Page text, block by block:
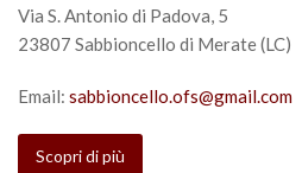
Via S. Antonio di Padova, 5
23807 Sabbioncello di Merate (LC)
Email: sabbioncello.ofs@gmail.com
Scopri di più